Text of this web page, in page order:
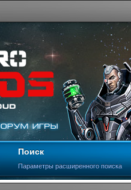
Поиск
Параметры расширенного поиска